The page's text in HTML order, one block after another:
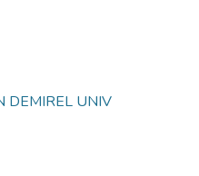
DEMIREL UNIV